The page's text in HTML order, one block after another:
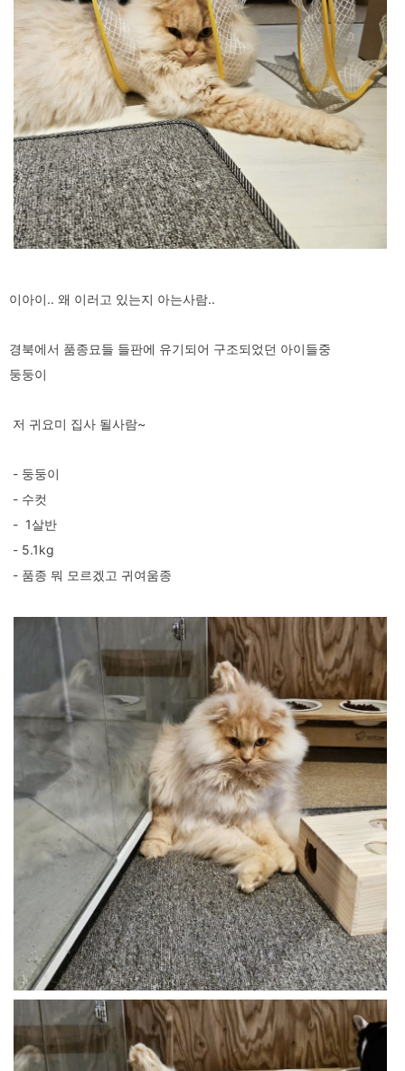
이아이.. 왜 이러고 있는지 아는사람..
경북에서 품종묘들 들판에 유기되어 구조되었던 아이들중
둥둥이
저 귀요미 집사 될사람~
- 둥둥이
- 수컷
- 1살반
- 5.1kg
- 품종 뭐 모르겠고 귀여움종